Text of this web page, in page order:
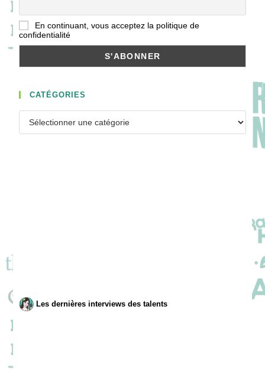
En continuant, vous acceptez la politique de
confidentialité
CATÉGORIES
Les dernières interviews des talents